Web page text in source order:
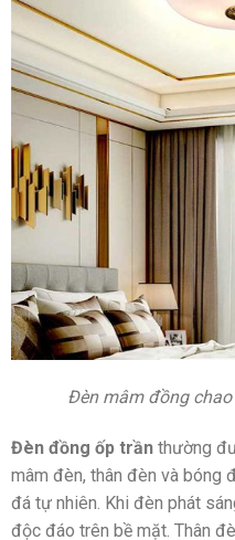
Đèn mâm đồng
Đèn đồng ốp trầnthường
mâm đèn, thân đèn và bóng
đá tự nhiên. Khi đèn phát
độc đáo trên bề mặt. Thân